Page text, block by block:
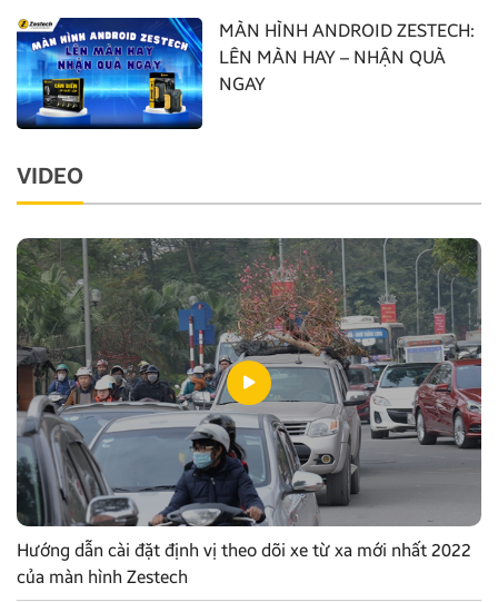
MÀN HÌNH ANDROID ZESTECH:
LÊN MÀN HAY – NHẬN QUÀ
NGAY
VIDEO
Hướng dẫn cài đặt định vị theo dõi xe từ xa mới nhất 2022
của màn hình Zestech